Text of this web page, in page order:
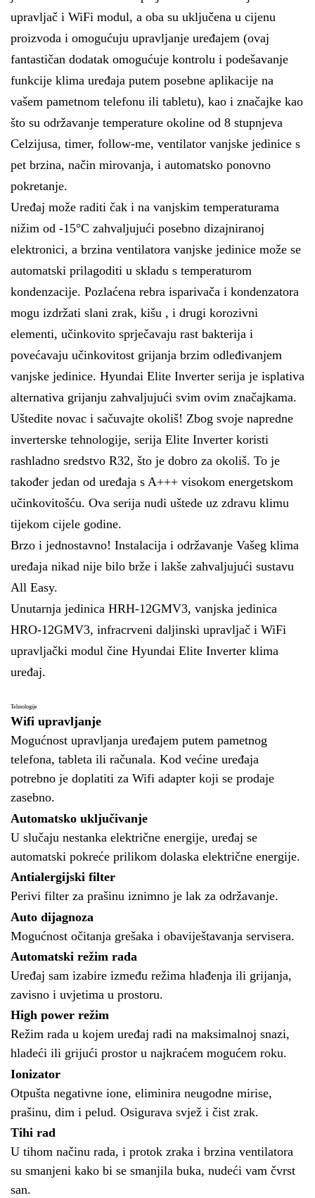
upravljač i WiFi modul, a oba su uključena u cijenu
proizvoda i omogućuju upravljanje uređajem (ovaj
fantastičan dodatak omogućuje kontrolu i podešavanje
funkcije klima uređaja putem posebne aplikacije na
vašem pametnom telefonu ili tabletu), kao i značajke kao
što su održavanje temperature okoline od 8 stupnjeva
Celzijusa, timer, follow-me, ventilator vanjske jedinice s
pet brzina, način mirovanja, i automatsko ponovno
pokretanje.
Uređaj može raditi čak i na vanjskim temperaturama
nižim od -15°C zahvaljujući posebno dizajniranoj
elektronici, a brzina ventilatora vanjske jedinice može se
automatski prilagoditi u skladu s temperaturom
kondenzacije. Pozlaćena rebra isparivača i kondenzatora
mogu izdržati slani zrak, kišu , i drugi korozivni
elementi, učinkovito sprječavaju rast bakterija i
povećavaju učinkovitost grijanja brzim odleđivanjem
vanjske jedinice. Hyundai Elite Inverter serija je isplativa
alternativa grijanju zahvaljujući svim ovim značajkama.
Uštedite novac i sačuvajte okoliš! Zbog svoje napredne
inverterske tehnologije, serija Elite Inverter koristi
rashladno sredstvo R32, što je dobro za okoliš. To je
također jedan od uređaja s A+++ visokom energetskom
učinkovitošću. Ova serija nudi uštede uz zdravu klimu
tijekom cijele godine.
Brzo i jednostavno! Instalacija i održavanje Vašeg klima
uređaja nikad nije bilo brže i lakše zahvaljujući sustavu
All Easy.
Unutarnja jedinica HRH-12GMV3, vanjska jedinica
HRO-12GMV3, infracrveni daljinski upravljač i WiFi
upravljački modul čine Hyundai Elite Inverter klima
uređaj.
Tehnologije
Wifi upravljanje
Mogućnost upravljanja uređajem putem pametnog
telefona, tableta ili računala. Kod većine uređaja
potrebno je doplatiti za Wifi adapter koji se prodaje
zasebno.
Automatsko uključivanje
U slučaju nestanka električne energije, uređaj se
automatski pokreće prilikom dolaska električne energije.
Antialergijski filter
Perivi filter za prašinu iznimno je lak za održavanje.
Auto dijagnoza
Mogućnost očitanja grešaka i obaviještavanja servisera.
Automatski režim rada
Uređaj sam izabire između režima hlađenja ili grijanja,
zavisno i uvjetima u prostoru.
High power režim
Režim rada u kojem uređaj radi na maksimalnoj snazi,
hladeći ili grijući prostor u najkraćem mogućem roku.
Ionizator
Otpušta negativne ione, eliminira neugodne mirise,
prašinu, dim i pelud. Osigurava svjež i čist zrak.
Tihi rad
U tihom načinu rada, i protok zraka i brzina ventilatora
su smanjeni kako bi se smanjila buka, nudeći vam čvrst
san.